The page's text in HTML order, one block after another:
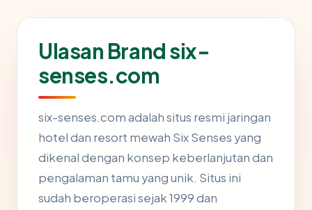
Ulasan Brand six-
senses.com
six-senses.com adalah situs resmi jaringan
hotel dan resort mewah Six Senses yang
dikenal dengan konsep keberlanjutan dan
pengalaman tamu yang unik. Situs ini
sudah beroperasi sejak 1999 dan